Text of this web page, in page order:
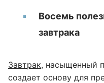
Восемь
завтрака
Завтрак, насыщенный
создает основу для